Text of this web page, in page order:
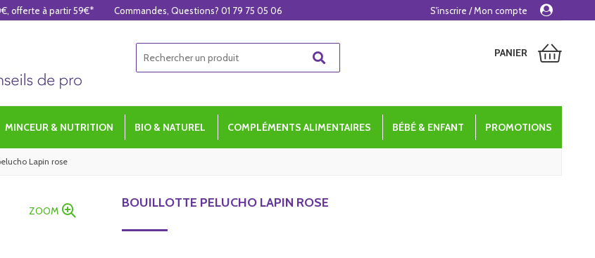
PANIER
MINCEUR & NUTRITION BIO & NATUREL COMPLÉMENTS ALIMENTAIRES BÉBÉ & ENFANT PROMOTIONS
Lapin rose
ZOOM
BOUILLOTTE PELUCHO LAPIN ROSE
offerte à partir 59€* Commandes, Questions? 01 79 75 05 06 S'inscrire / Mon compte